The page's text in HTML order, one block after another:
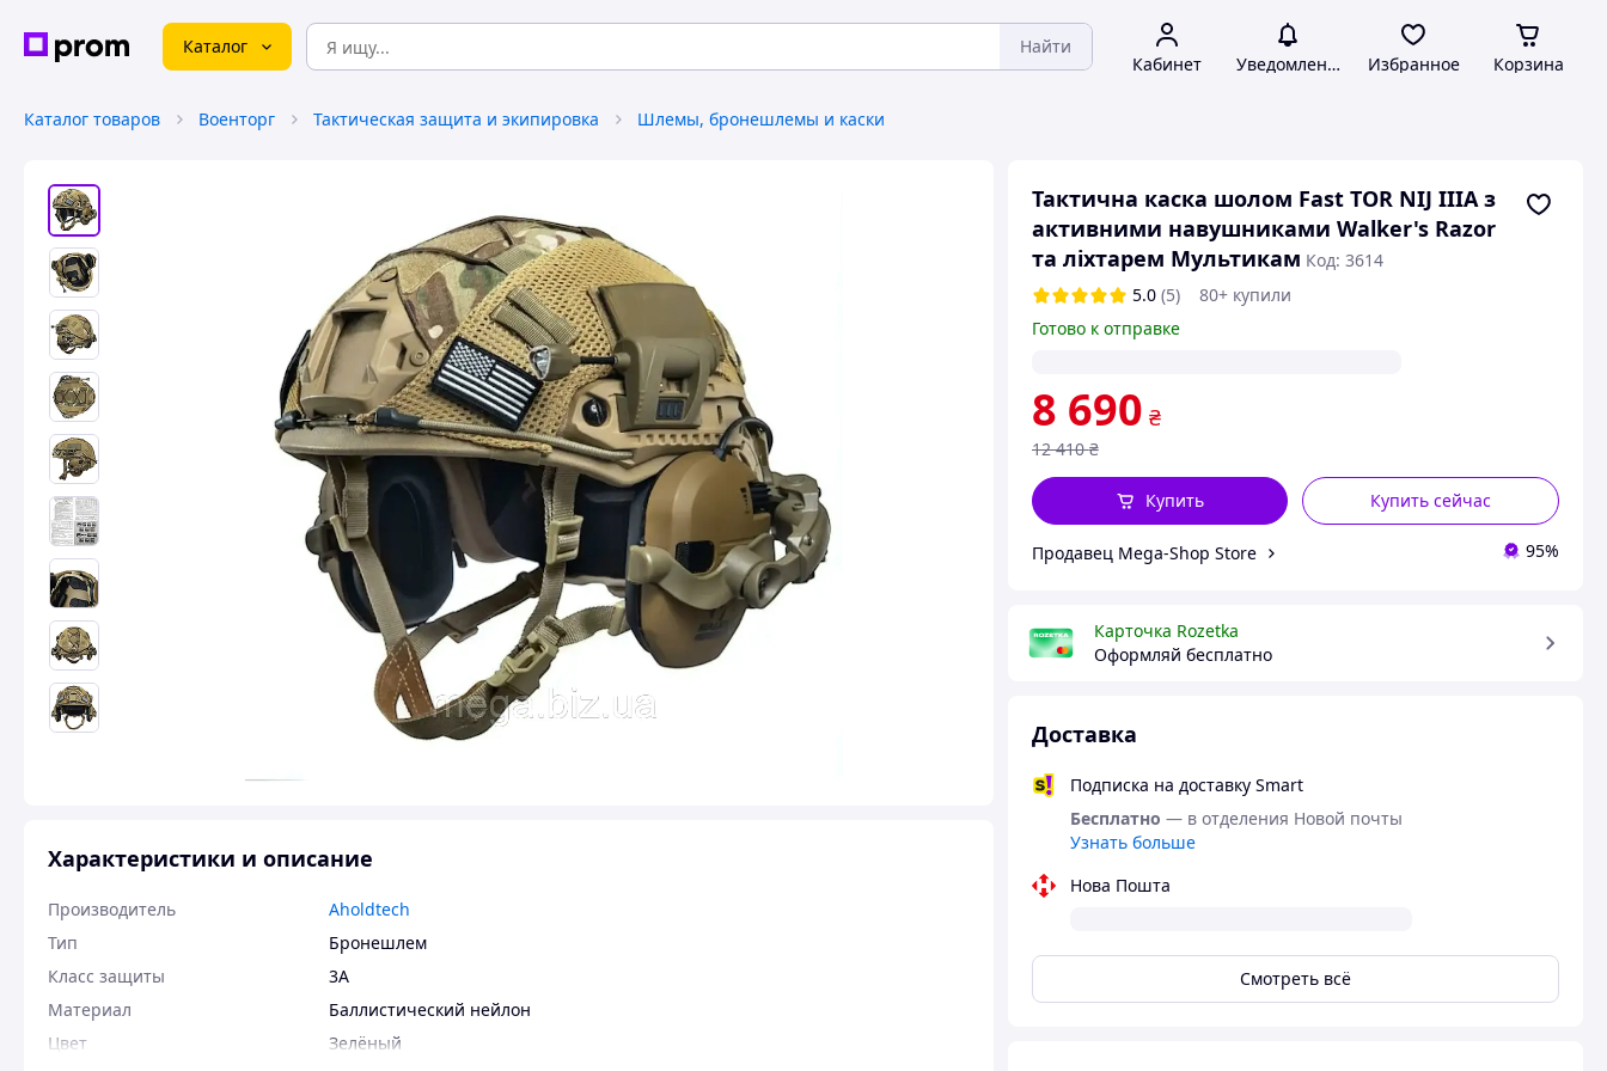
Каталог Найти
Кабинет Уведомления Избранное Корзина
Каталог товаров Военторг Тактическая защита и экипировка Шлемы, бронешлемы и каски
Тактична каска шолом Fast TOR NIJ IIIA з
активними навушниками Walker's Razor
та ліхтарем Мультикам Код: 3614
5.0 (5)
80+ купили
Готово к отправке
8 690 ₴
12 410 ₴
Купить сейчас
Купить
Продавец Mega-Shop Store 95%
Карточка Rozetka
Оформляй бесплатно
Доставка
Подписка на доставку Smart
Бесплатно — в отделения Новой почты
Узнать больше
Нова Пошта
Смотреть всё
Характеристики и описание
Производитель
Aholdtech
Тип
Бронешлем
Класс защиты
3А
Материал
Баллистический нейлон
Цвет
Зелёный